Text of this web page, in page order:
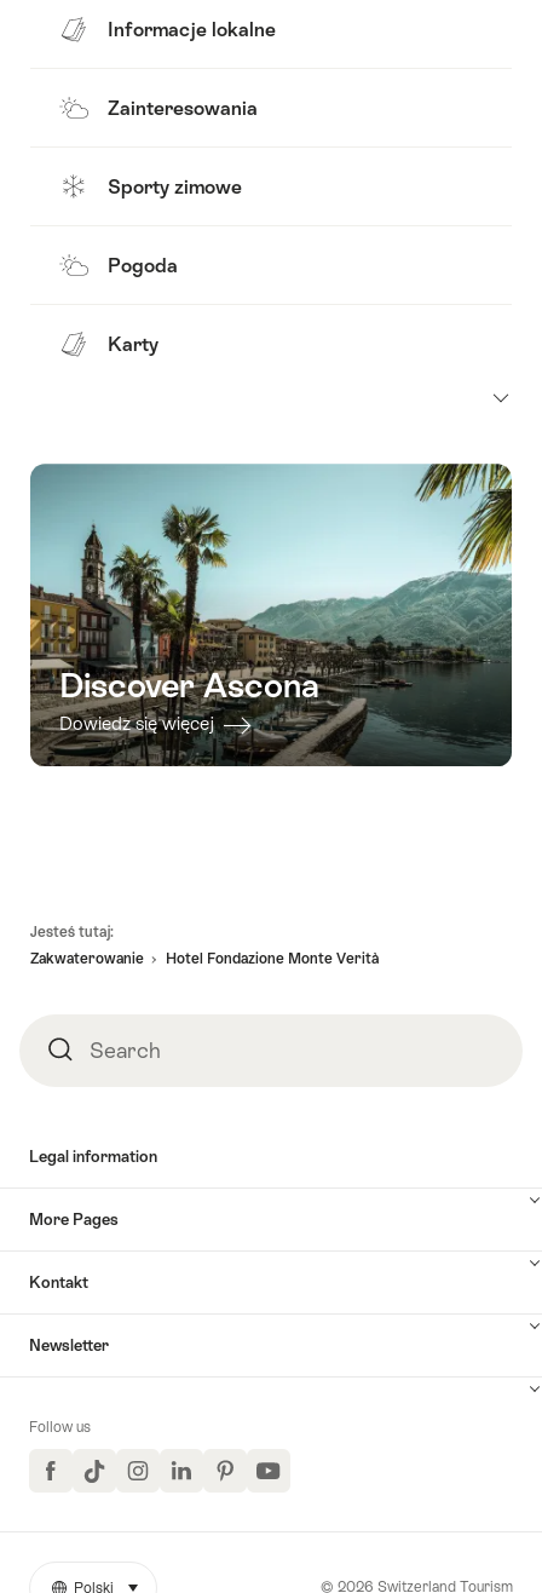
Informacje lokalne
Zainteresowania
Sporty zimowe
Pogoda
Karty
Discover Ascona
Dowiedz się więcej
Jesteś tutaj:
Zakwaterowanie
Hotel Fondazione Monte Verità
SearchSearch
Legal information
More Pages
Kontakt
Newsletter
Follow us
FacebookTikTokInstagramLinkedInPinterestYouTube
© 2026 Switzerland Tourism
Polski select (click to display)